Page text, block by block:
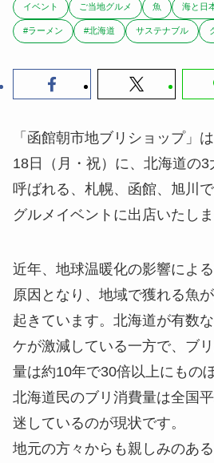
イベント ご当地グルメ 魚 海と日
#ラーメン #北海道 サステナブル
「函館朝市地ブリショップ」
18日（月・祝）に、北海道の3
呼ばれる、札幌、函館、旭川
グルメイベントに出店いたしま
近年、地球温暖化の影響によ
原因となり、地域で獲れる魚
起きています。北海道が有数
ケが激減している一方で、ブ
量は約10年で30倍以上にもの
北海道民のブリ消費量は全国
迷しているのが現状です。
地元の方々からも親しみのあ